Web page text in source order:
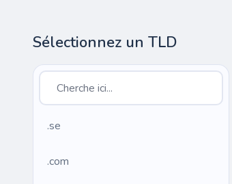
Sélectionnez un TLD
.se
.com